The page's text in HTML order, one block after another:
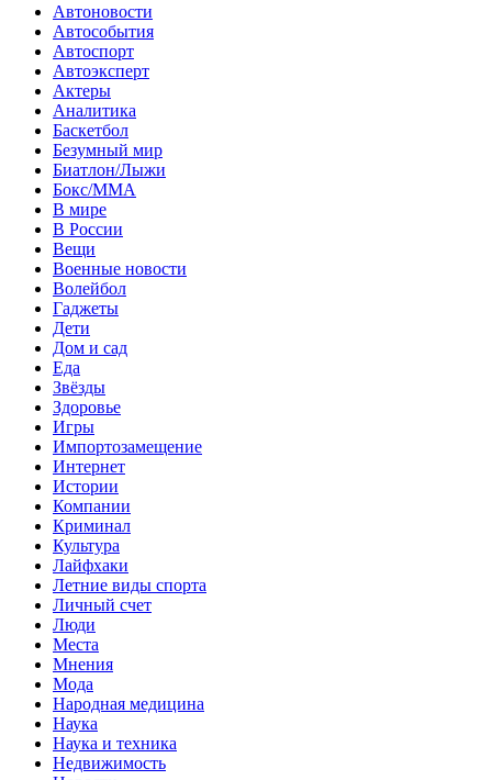
Автоновости
Автособытия
Автоспорт
Автоэксперт
Актеры
Аналитика
Баскетбол
Безумный мир
Биатлон/Лыжи
Бокс/MMA
В мире
В России
Вещи
Военные новости
Волейбол
Гаджеты
Дети
Дом и сад
Еда
Звёзды
Здоровье
Игры
Импортозамещение
Интернет
Истории
Компании
Криминал
Культура
Лайфхаки
Летние виды спорта
Личный счет
Люди
Места
Мнения
Мода
Народная медицина
Наука
Наука и техника
Недвижимость